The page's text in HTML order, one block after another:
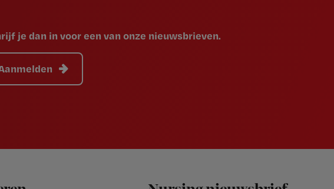
je dan in voor een van onze nieuwsbrieven.